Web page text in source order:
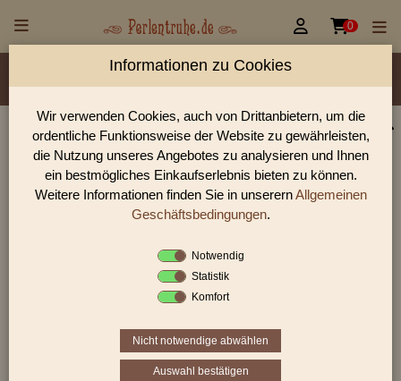
 0
Material/Glassorte Sorte/Form Farbe
Lochdurchmesser
Perlen Shop für Metallperlen
In unserem Perlen Shop finden sie zahlreich Metallperlen und
viele weiter Glasperlen.
Sie befinden sich in folgender Kategorie:
Metallperlen
Informationen zu Cookies
Wir verwenden Cookies, auch von Drittanbietern, um die
ordentliche Funktionsweise der Website zu gewährleisten,
die Nutzung unseres Angebotes zu analysieren und Ihnen
ein bestmögliches Einkaufserlebnis bieten zu können.
Weitere Informationen finden Sie in unserernAllgemeinen
Geschäftsbedingungen.
Notwendig
Statistik
Komfort
Nicht notwendige abwählen
Auswahl bestätigen